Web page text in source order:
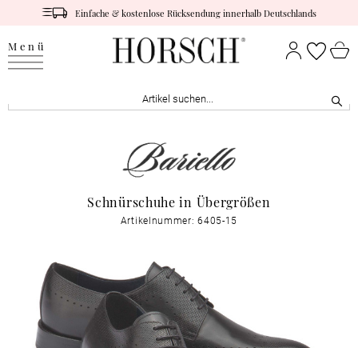
Einfache & kostenlose Rücksendung innerhalb Deutschlands
Menü
Schnürschuhe in Übergrößen
Artikelnummer: 6405-15